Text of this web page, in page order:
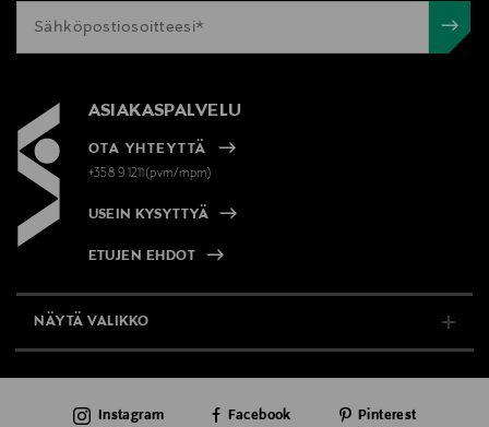
ASIAKASPALVELU
OTA YHTEYTTÄ
+358 9 1211(pvm/mpm)
USEIN KYSYTTYÄ
ETUJEN EHDOT
NÄYTÄ VALIKKO
AJANKOHTAISTA
Instagram Facebook Pinterest